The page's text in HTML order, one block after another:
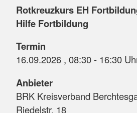
Rotkreuzkurs EH
Hilfe Fortbildung
Termin
16.09.2026 , 08:30 -
Anbieter
BRK Kreisverband
Riedelstr. 18